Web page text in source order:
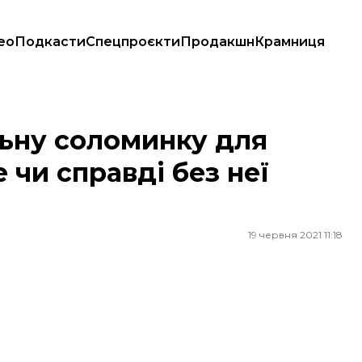
ПодкастиСпецпроєктиПродакшнКрамниця
без неї ніяк?
соломинку для
справді без неї
19 червня 2021 11:18